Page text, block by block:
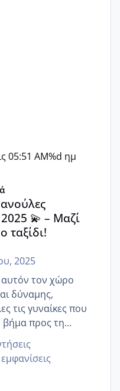
05:51 AM%d ημ
2025 💫 – Μαζί
💫 – Μαζί
ταξίδι!
2025
τον χώρο
δύναμης,
τις γυναίκες που
βήμα προς τη
το 2025.
αγωνίες, χαρές,
μικρή ή μεγάλη